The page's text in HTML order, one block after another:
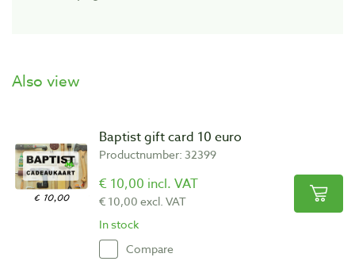
Also view
Baptist gift card 10 euro
Productnumber: 32399
€ 10,00 incl. VAT
€ 10,00 excl. VAT
In stock
Compare